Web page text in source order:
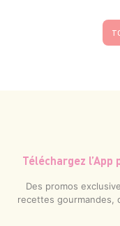
Téléchargez
Des promos
recettes gourmandes,